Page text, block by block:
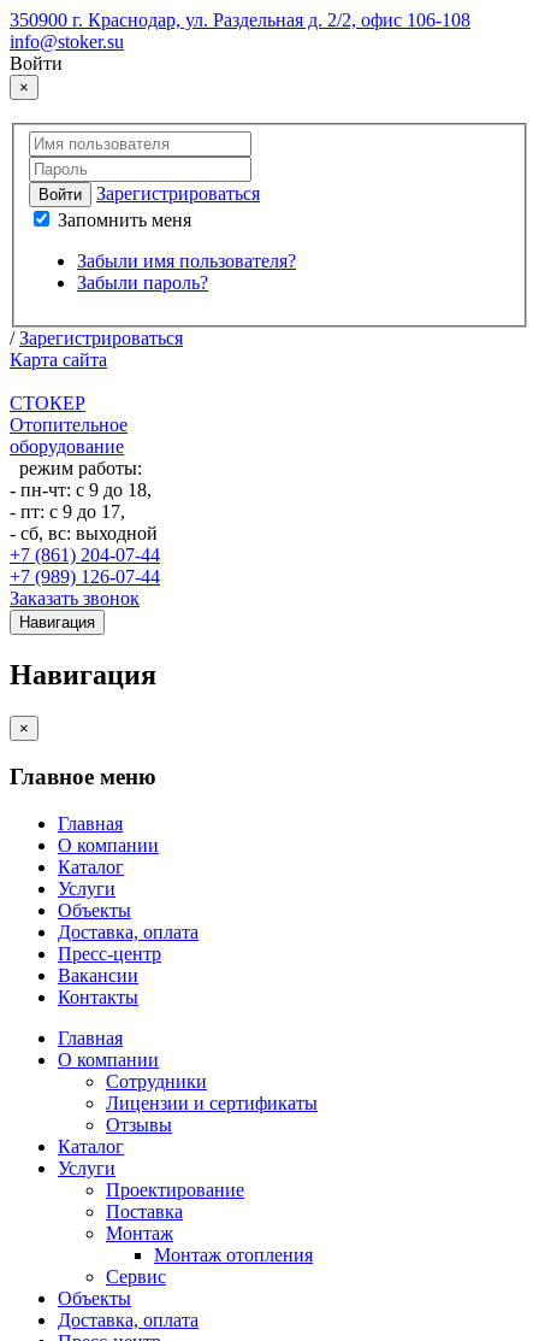
350900 г. Краснодар, ул. Раздельная д. 2/2, офис 106-108
info@stoker.su
Войти
×
Войти
Зарегистрироваться
Запомнить меня
Забыли имя пользователя?
Забыли пароль?
/Зарегистрироваться
Карта сайта
СТОКЕР
Отопительное
оборудование
режим работы:
- пн-чт: с 9 до 18,
- пт: с 9 до 17,
- сб, вс: выходной
+7 (861) 204-07-44
+7 (989) 126-07-44
Заказать звонок
Навигация
Навигация
×
Главное меню
Главная
О компании
Каталог
Услуги
Объекты
Доставка, оплата
Пресс-центр
Вакансии
Контакты
Главная
О компании
Сотрудники
Лицензии и сертификаты
Отзывы
Каталог
Услуги
Проектирование
Поставка
Монтаж
Монтаж отопления
Сервис
Объекты
Доставка, оплата